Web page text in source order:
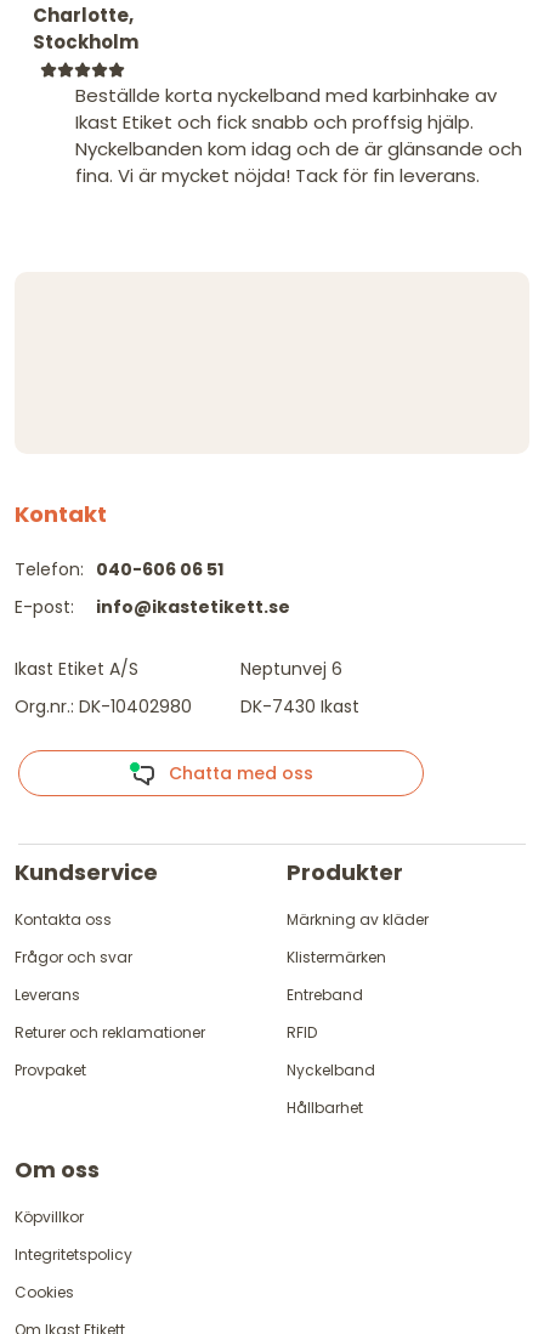
Charlotte,
Stockholm
Beställde korta nyckelband med karbinhake av
Ikast Etiket och fick snabb och proffsig hjälp.
Nyckelbanden kom idag och de är glänsande och
fina. Vi är mycket nöjda! Tack för fin leverans.
Kontakt
Telefon:
E-post:
040-606 06 51
info@ikastetikett.se
Ikast Etiket A/S
Org.nr.: DK-10402980
Neptunvej 6
DK-7430 Ikast
Chatta med oss
Kundservice
Kontakta oss
Frågor och svar
Leverans
Returer och reklamationer
Provpaket
Produkter
Märkning av kläder
Klistermärken
Entreband
RFID
Nyckelband
Hållbarhet
Om oss
Köpvillkor
Integritetspolicy
Cookies